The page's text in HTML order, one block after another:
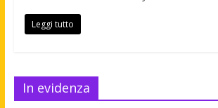
Leggi tutto
In evidenza